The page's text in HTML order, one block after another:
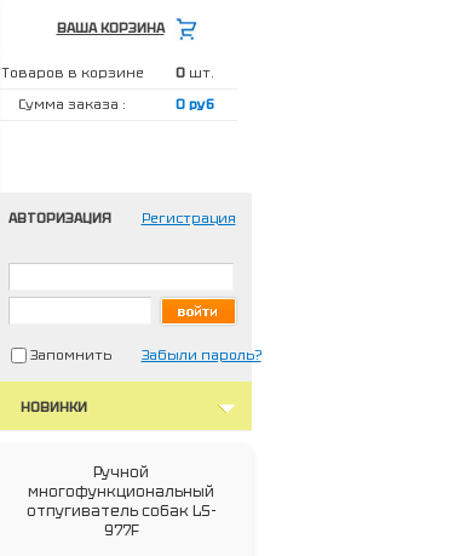
ВАША КОРЗИНА
Товаров в корзине 0 шт.
Сумма заказа :
0 руб
АВТОРИЗАЦИЯ Регистрация
Запомнить Забыли пароль?
НОВИНКИ
Ручной
многофункциональный
отпугиватель собак LS-
977F